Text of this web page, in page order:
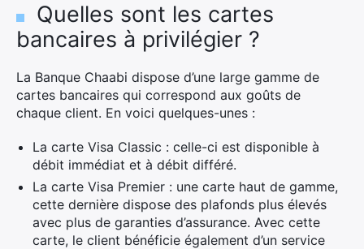
Quelles sont les cartes
bancaires à privilégier ?
La Banque Chaabi dispose d’une large gamme de
cartes bancaires qui correspond aux goûts de
chaque client. En voici quelques-unes :
La carte Visa Classic : celle-ci est disponible à
débit immédiat et à débit différé.
La carte Visa Premier : une carte haut de gamme,
cette dernière dispose des plafonds plus élevés
avec plus de garanties d’assurance. Avec cette
carte, le client bénéficie également d’un service